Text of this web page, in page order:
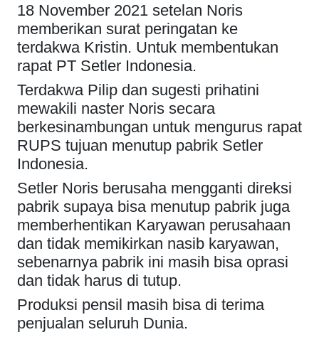
18 November 2021 setelan Noris
memberikan surat peringatan ke
terdakwa Kristin. Untuk membentukan
rapat PT Setler Indonesia.
Terdakwa Pilip dan sugesti prihatini
mewakili naster Noris secara
berkesinambungan untuk mengurus rapat
RUPS tujuan menutup pabrik Setler
Indonesia.
Setler Noris berusaha mengganti direksi
pabrik supaya bisa menutup pabrik juga
memberhentikan Karyawan perusahaan
dan tidak memikirkan nasib karyawan,
sebenarnya pabrik ini masih bisa oprasi
dan tidak harus di tutup.
Produksi pensil masih bisa di terima
penjualan seluruh Dunia.